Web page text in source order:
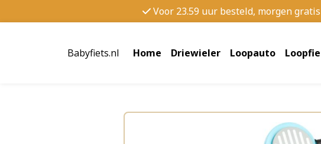
Voor 23.59 uur besteld, morgen
Babyfiets.nl Home Driewieler Loopauto